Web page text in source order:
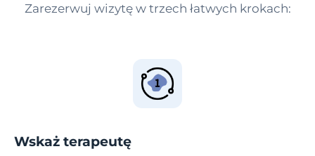
Zarezerwuj wizytę w trzech łatwych krokach:
Wskaż terapeutę